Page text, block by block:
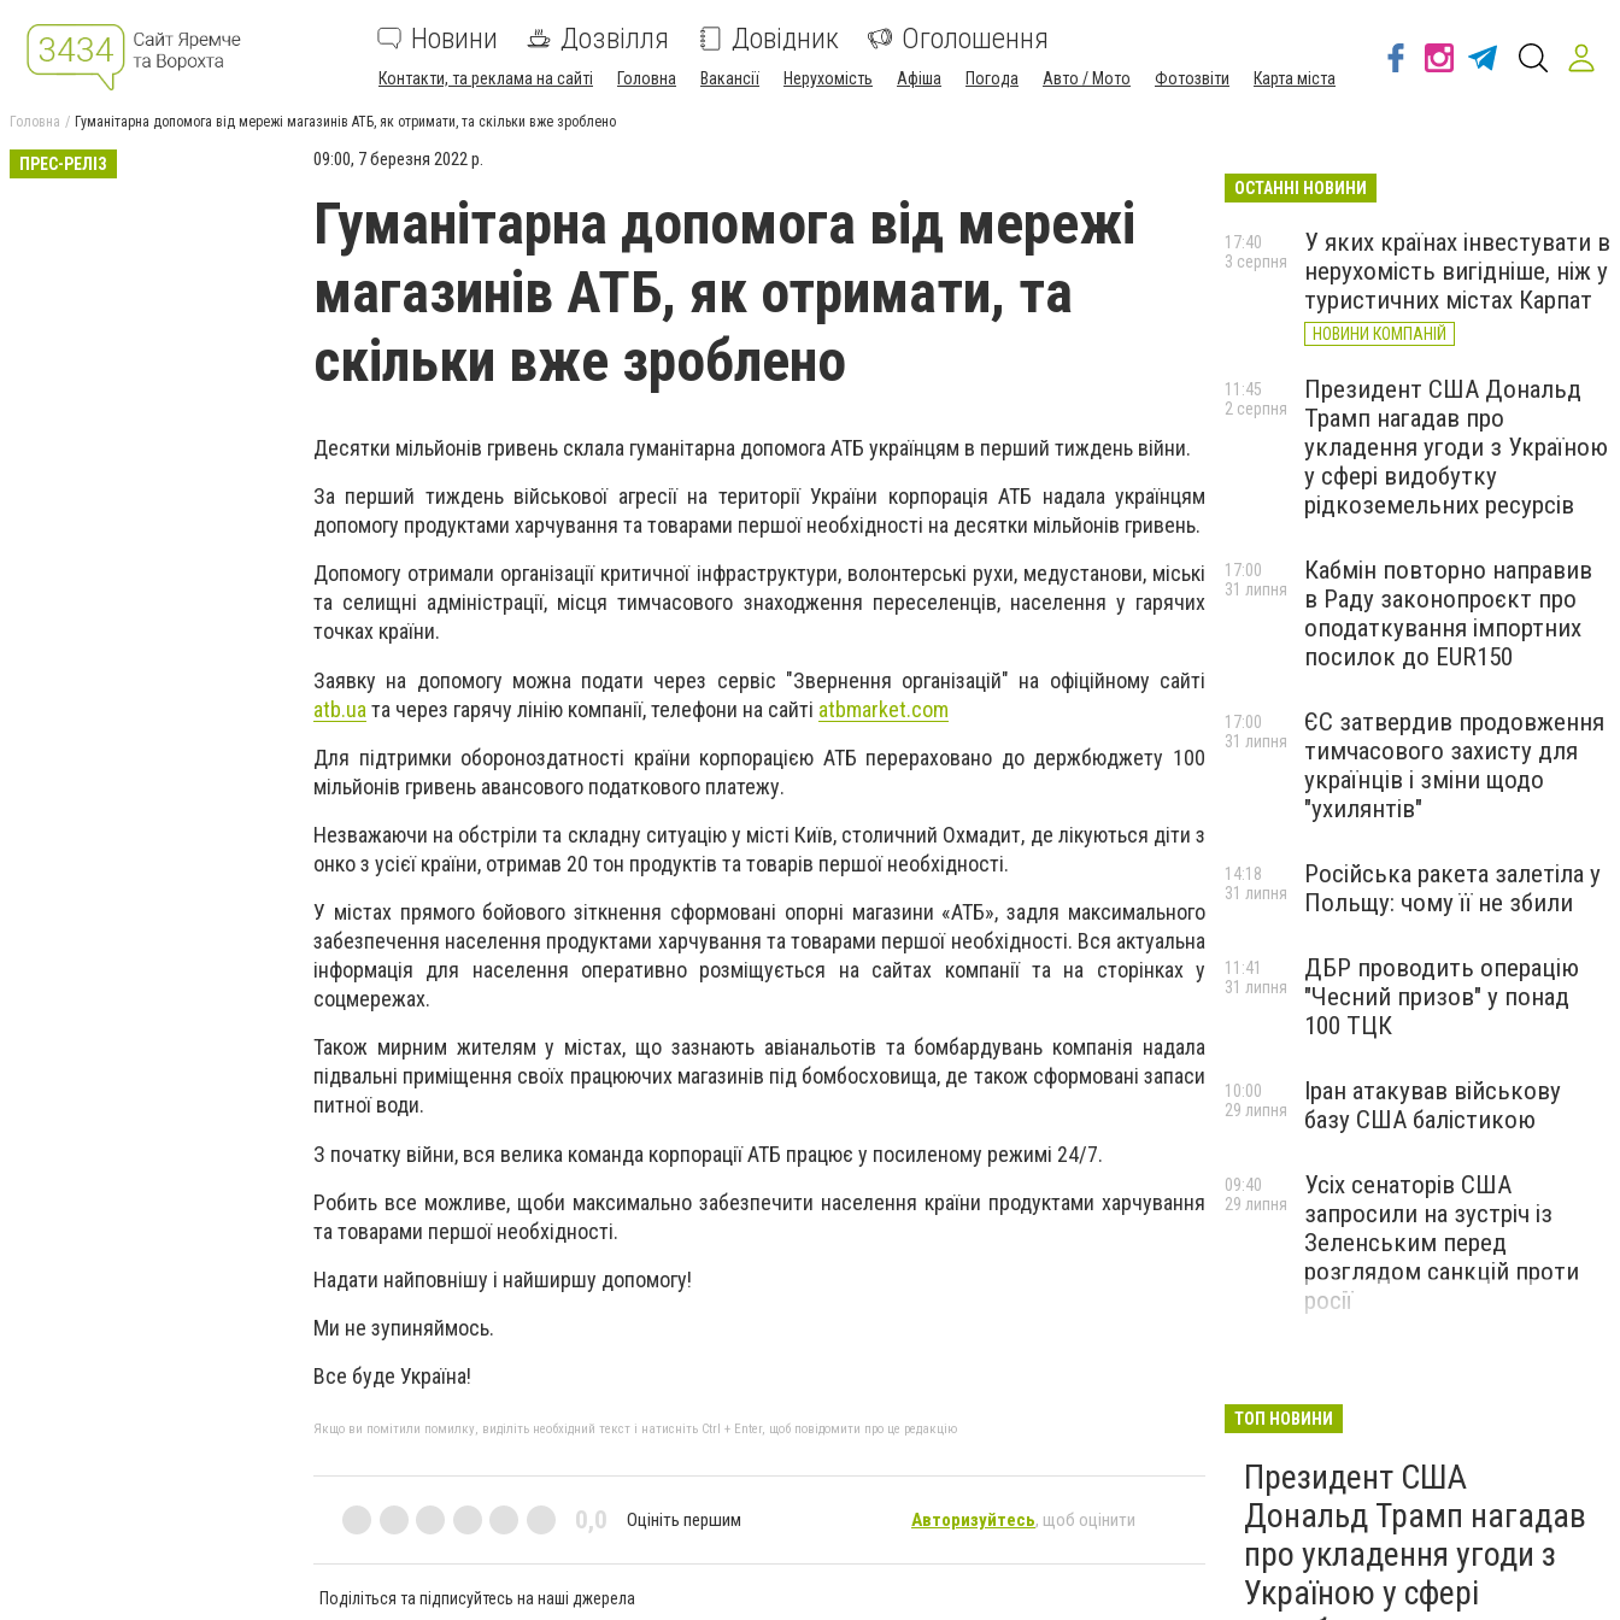
Новини Дозвілля Довідник Оголошення
Контакти, та реклама на сайті Головна Вакансії Нерухомість Афіша Погода Авто / Мото Фотозвіти Карта міста
Головна Гуманітарна допомога від мережі магазинів АТБ, як отримати, та скільки вже зроблено
ПРЕС-РЕЛІЗ 09:00, 7 березня 2022 р.
Гуманітарна допомога від мережі
магазинів АТБ, як отримати, та
скільки вже зроблено
Десятки мільйонів гривень склала гуманітарна допомога АТБ українцям в перший тиждень війни.
За перший тиждень військової агресії на території України корпорація АТБ надала українцям
допомогу продуктами харчування та товарами першої необхідності на десятки мільйонів гривень.
Допомогу отримали організації критичної інфраструктури, волонтерські рухи, медустанови, міські
та селищні адміністрації, місця тимчасового знаходження переселенців, населення у гарячих
точках країни.
Заявку на допомогу можна подати через сервіс "Звернення організацій" на офіційному сайті
atb.ua та через гарячу лінію компанії, телефони на сайті atbmarket.com
Для підтримки обороноздатності країни корпорацією АТБ перераховано до держбюджету 100
мільйонів гривень авансового податкового платежу.
Незважаючи на обстріли та складну ситуацію у місті Київ, столичний Охмадит, де лікуються діти з
онко з усієї країни, отримав 20 тон продуктів та товарів першої необхідності.
У містах прямого бойового зіткнення сформовані опорні магазини «АТБ», задля максимального
забезпечення населення продуктами харчування та товарами першої необхідності. Вся актуальна
інформація для населення оперативно розміщується на сайтах компанії та на сторінках у
соцмережах.
Також мирним жителям у містах, що зазнають авіанальотів та бомбардувань компанія надала
підвальні приміщення своїх працюючих магазинів під бомбосховища, де також сформовані запаси
питної води.
З початку війни, вся велика команда корпорації АТБ працює у посиленому режимі 24/7.
Робить все можливе, щоби максимально забезпечити населення країни продуктами харчування
та товарами першої необхідності.
Надати найповнішу і найширшу допомогу!
Ми не зупиняймось.
Все буде Україна!
Якщо ви помітили помилку, виділіть необхідний текст і натисніть Ctrl + Enter, щоб повідомити про це редакцію
0,0 Оцініть першим Авторизуйтесь, щоб оцінити
Поділіться та підписуйтесь на наші джерела
ОСТАННІ НОВИНИ
У яких країнах інвестувати в
нерухомість вигідніше, ніж у
туристичних містах Карпат
НОВИНИ КОМПАНІЙ
17:40
3 серпня
Президент США Дональд
Трамп нагадав про
укладення угоди з Україною
у сфері видобутку
рідкоземельних ресурсів
11:45
2 серпня
Кабмін повторно направив
в Раду законопроєкт про
оподаткування імпортних
посилок до EUR150
17:00
31 липня
ЄС затвердив продовження
тимчасового захисту для
українців і зміни щодо
"ухилянтів"
17:00
31 липня
Російська ракета залетіла у
Польщу: чому її не збили
14:18
31 липня
ДБР проводить операцію
"Чесний призов" у понад
100 ТЦК
11:41
31 липня
Іран атакував військову
базу США балістикою
10:00
29 липня
Усіх сенаторів США
запросили на зустріч із
Зеленським перед
розглядом санкцій проти
росії
09:40
29 липня
ТОП НОВИНИ
Президент США
Дональд Трамп нагадав
про укладення угоди з
Україною у сфері